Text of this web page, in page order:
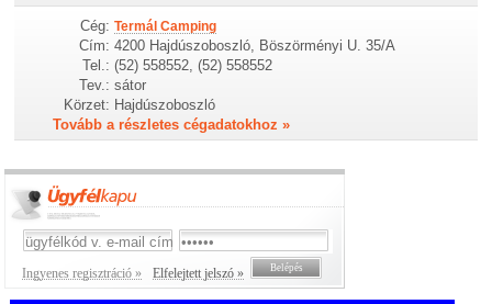
Cég: Termál Camping
Cím: 4200 Hajdúszoboszló, Böszörményi U. 35/A
Tel.: (52) 558552, (52) 558552
Tev.: sátor
Körzet: Hajdúszoboszló
Tovább a részletes cégadatokhoz »
Ingyenes regisztráció » Elfelejtett jelszó »